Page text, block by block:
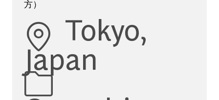
方）
Location
Tokyo,
Japan
Category